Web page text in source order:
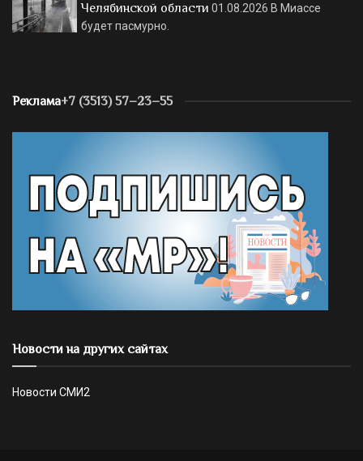
Челябинской области 01.08.2026 В Миассе
будет пасмурно.
Реклама+7 (3513) 57–23–55
Новости на других сайтах
Новости СМИ2